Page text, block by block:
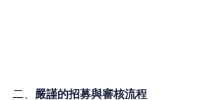
二、 嚴謹的招募與審核流程